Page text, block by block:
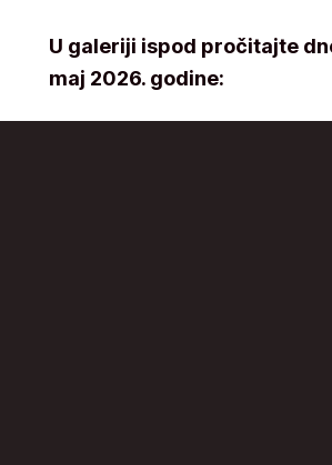
U galeriji ispod pročitajte
maj 2026. godine: